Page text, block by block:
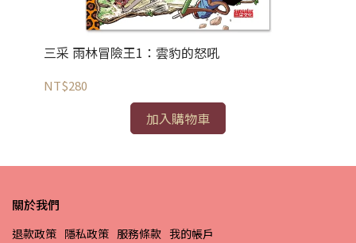
三采 雨林冒險王1：雲豹的怒吼
NT$280
加入購物車
關於我們
退款政策 隱私政策 服務條款 我的帳戶